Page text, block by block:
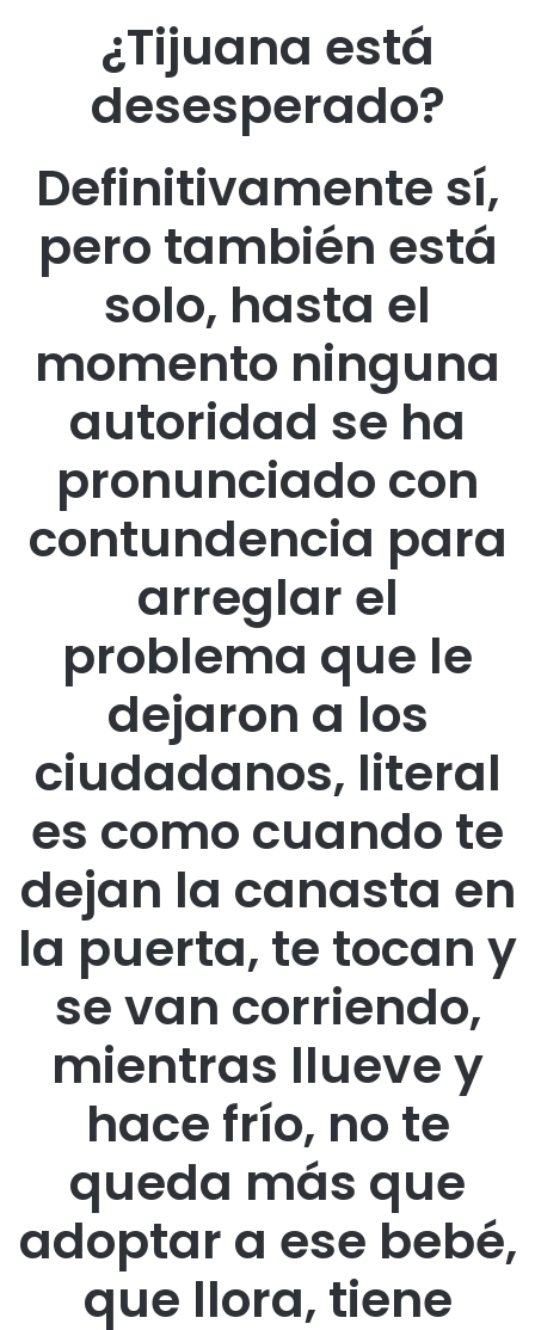
¿Tijuana está
desesperado?
Definitivamente sí,
pero también está
solo, hasta el
momento ninguna
autoridad se ha
pronunciado con
contundencia para
arreglar el
problema que le
dejaron a los
ciudadanos, literal
es como cuando te
dejan la canasta en
la puerta, te tocan y
se van corriendo,
mientras llueve y
hace frío, no te
queda más que
adoptar a ese bebé,
que llora, tiene